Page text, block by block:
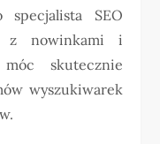
specjalista SEO
z nowinkami i
skutecznie
wyszukiwarek